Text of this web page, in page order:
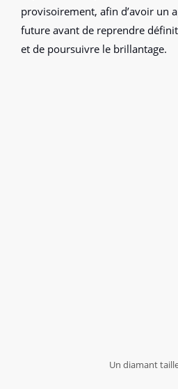
provisoirement, afin d’avoir un
future avant de reprendre
et de poursuivre le brillantage.
Un diamant